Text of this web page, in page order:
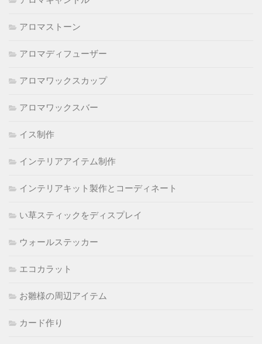
アロマストーン
アロマディフューザー
アロマワックスカップ
アロマワックスバー
イス制作
インテリアアイテム制作
インテリアキット製作とコーディネート
い草スティックをディスプレイ
ウォールステッカー
エコカラット
お雛様の周辺アイテム
カード作り